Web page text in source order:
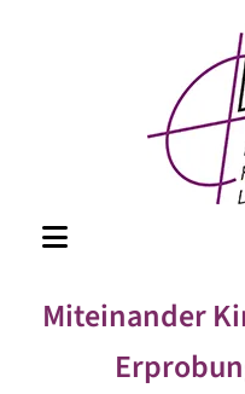
Miteinander